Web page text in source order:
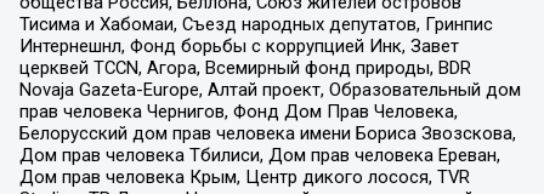
Тисима и Хабомаи, Съезд народных депутатов, Гринпис
Интернешнл, Фонд борьбы с коррупцией Инк, Завет
церквей TCCN, Агора, Всемирный фонд природы, BDR
Novaja Gazeta-Europe, Алтай проект, Образовательный дом
прав человека Чернигов, Фонд Дом Прав Человека,
Белорусский дом прав человека имени Бориса Звозскова,
Дом прав человека Тбилиси, Дом прав человека Ереван,
Дом прав человека Крым, Центр дикого лосося, TVR